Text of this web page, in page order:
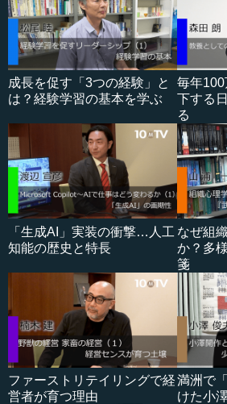
成長を促す「3つの経験」と
は？経験学習の基本を学ぶ
毎年
下する
る
「生成AI」実装の衝撃…人工
知能の歴史と特長
なぜ組
か？多
箋
ファーストリテイリングで経
営者が育つ理由
満洲で
けた小